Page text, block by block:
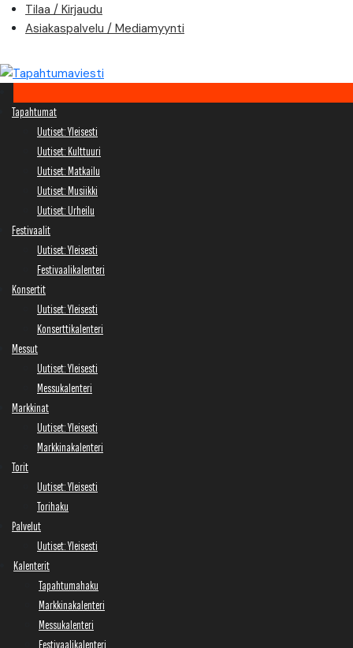
Skip
Tilaa / Kirjaudu
Asiakaspalvelu / Mediamyynti
Tapahtumat
Uutiset: Yleisesti
Uutiset: Kulttuuri
Uutiset: Matkailu
Uutiset: Musiikki
Uutiset: Urheilu
Festivaalit
Uutiset: Yleisesti
Festivaalikalenteri
Konsertit
Uutiset: Yleisesti
Konserttikalenteri
Messut
Uutiset: Yleisesti
Messukalenteri
Markkinat
Uutiset: Yleisesti
Markkinakalenteri
Torit
Uutiset: Yleisesti
Torihaku
Palvelut
Uutiset: Yleisesti
Kalenterit
Tapahtumahaku
Markkinakalenteri
Messukalenteri